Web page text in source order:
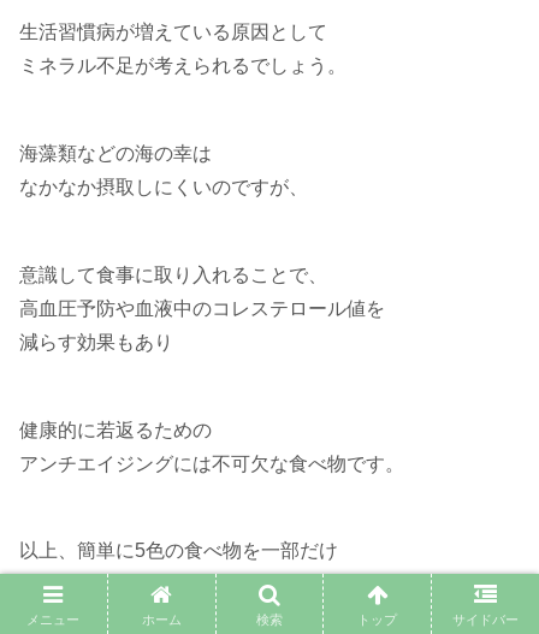
生活習慣病が増えている原因として
ミネラル不足が考えられるでしょう。
海藻類などの海の幸は
なかなか摂取しにくいのですが、
意識して食事に取り入れることで、
高血圧予防や血液中のコレステロール値を
減らす効果もあり
健康的に若返るための
アンチエイジングには不可欠な食べ物です。
以上、簡単に5色の食べ物を一部だけ
ご紹介しましたが、色別に分けて考えると
わかりやすいですよね？
メニュー ホーム 検索 トップ サイドバー